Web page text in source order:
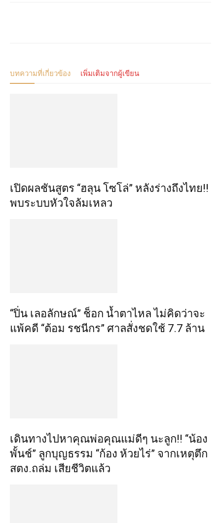
บทความที่เกี่ยวข้อง เพิ่มเติมจากผู้เขียน
เปิดผลชันสูตร “ฮลุน โซโล่” หลังร่างถึงไทย!!
พบระบบหัวใจล้มเหลว
“ปิ่น เลอลักษณ์” ช็อก น้ำตาไหล ไม่คิดว่าจะ
แพ้คดี “ต้อม รชนีกร” ศาลสั่งชดใช้ 7.7 ล้าน
เดินทางไปหาคุณพ่อคุณแม่ดีๆ นะลูก!! “น้อง
พั้นช์” ลูกบุญธรรม “ก้อง ห้วยไร่” จากเหตุตึก
สตง.ถล่ม เสียชีวิตแล้ว